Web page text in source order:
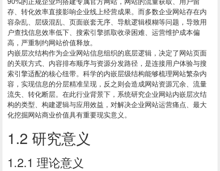
存、转化效率直接影响企业线上经营成果。而多数企业网站存在内
容杂乱、层级混乱、页面嵌套无序、导航逻辑模糊等问题，导致用
户查找信息效率低下、搜索引擎抓取收录困难、运营维护成本偏
高，严重制约网站价值释放。
内嵌层次结构作为企业网站信息组织的底层逻辑，决定了网站页面
的关联方式、内容排布顺序与资源分发路径，是连接用户体验与搜
索引擎适配的核心纽带。科学的内嵌层级结构能够梳理网站繁杂内
容，实现信息的分层精准呈现，反之则会造成网站资源冗余、流量
流失、转化断层。在此行业背景下，系统研究企业网站内嵌层次结
构的类型、构建逻辑与应用效益，对解决企业网站运营痛点、最大
化挖掘网站商业价值具有重要现实意义。
1.2 研究意义
1.2.1 理论意义